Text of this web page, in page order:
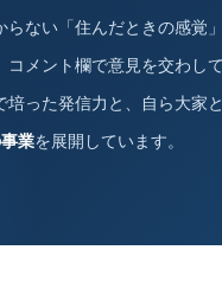
らない「住んだときの感覚
コメント欄で意見を交わ
培った発信力と、自ら大家
業を展開しています。